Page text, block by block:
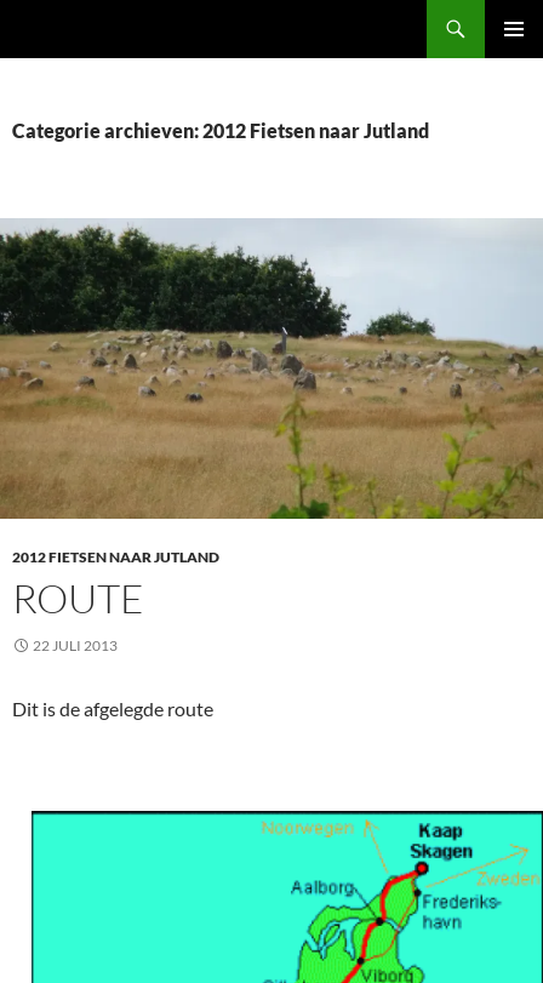
Categorie archieven: 2012 Fietsen naar Jutland
2012 FIETSEN NAAR JUTLAND
ROUTE
22 JULI 2013
Dit is de afgelegde route